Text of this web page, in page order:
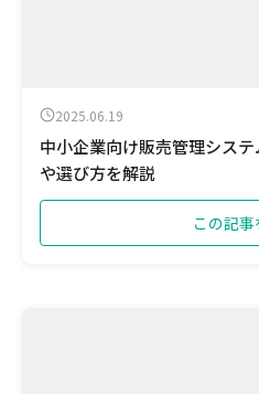
2025.06.19
中小企業向け販売管理シス
や選び方を解説
この記